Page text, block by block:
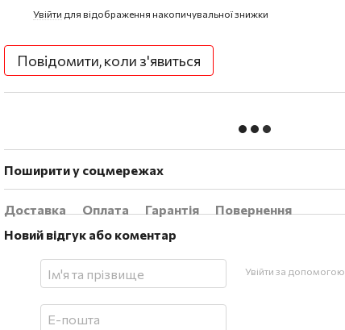
Увійти для відображення накопичувальної знижки
Повідомити, коли з'явиться
Поширити у соцмережах
Доставка Оплата Гарантія
Повернення
Новий відгук або коментар
Увійти за допомогою